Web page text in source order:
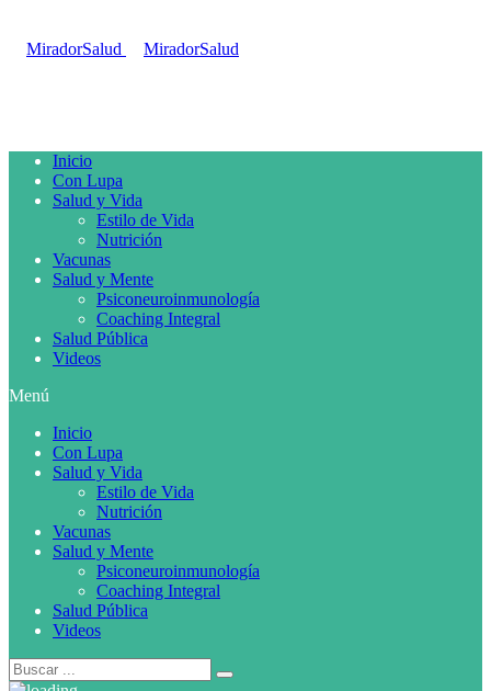
Inicio
Con Lupa
Salud y Vida
Estilo de Vida
Nutrición
Vacunas
Salud y Mente
Psiconeuroinmunología
Coaching Integral
Salud Pública
Videos
Menú
Inicio
Con Lupa
Salud y Vida
Estilo de Vida
Nutrición
Vacunas
Salud y Mente
Psiconeuroinmunología
Coaching Integral
Salud Pública
Videos